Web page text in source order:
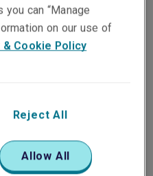
括報告及分析時使用您
別或透過匯總去識別的
產品及服務資料分析、
視乎我們與您的關係性
can “Manage
on our use of
& Cookie Policy
Reject All
Allow All